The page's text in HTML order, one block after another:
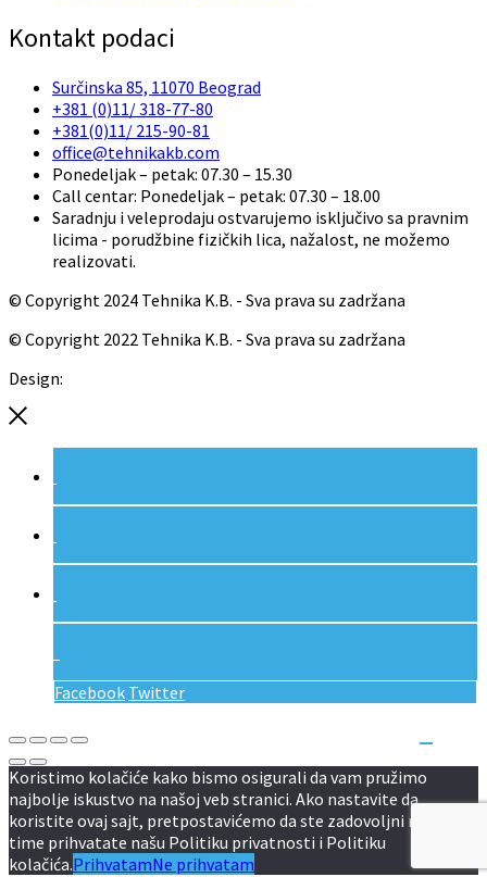
Kontakt podaci
Surčinska 85, 11070 Beograd
+381 (0)11/ 318-77-80
+381(0)11/ 215-90-81
office@tehnikakb.com
Ponedeljak – petak: 07.30 – 15.30
Call centar: Ponedeljak – petak: 07.30 – 18.00
Saradnju i veleprodaju ostvarujemo isključivo sa pravnim
licima - porudžbine fizičkih lica, nažalost, ne možemo
realizovati.
© Copyright 2024 Tehnika K.B. - Sva prava su zadržana
© Copyright 2022 Tehnika K.B. - Sva prava su zadržana
Design:
Facebook Twitter
Koristimo kolačiće kako bismo osigurali da vam pružimo
najbolje iskustvo na našoj veb stranici. Ako nastavite da
koristite ovaj sajt, pretpostavićemo da ste zadovoljni njime.
time prihvatate našu Politiku privatnosti i Politiku
kolačića.PrihvatamNe prihvatam